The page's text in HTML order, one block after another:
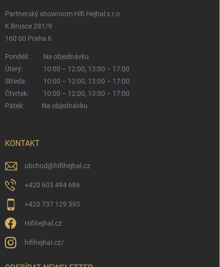
Partnerský showroom Hifi Hejhal s.r.o.
K Brusce 281/9
160 00 Praha 6
Pondělí:
Na objednávku
Úterý:
10:00 – 12:00, 13:00 – 17:00
Středa:
10:00 – 12:00, 13:00 – 17:00
Čtvrtek:
10:00 – 12:00, 13:00 – 17:00
Pátek:
Na objednávku
KONTAKT
obchod@hifihejhal.cz
+420 603 494 686
+420 737 129 593
Hifihejhal.cz
hifihejhal.cz/